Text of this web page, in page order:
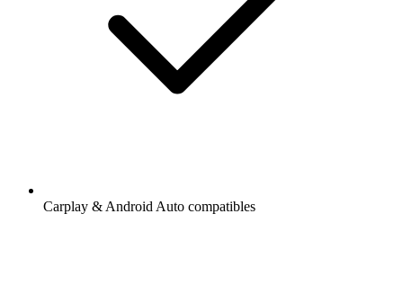
Carplay & Android Auto compatibles